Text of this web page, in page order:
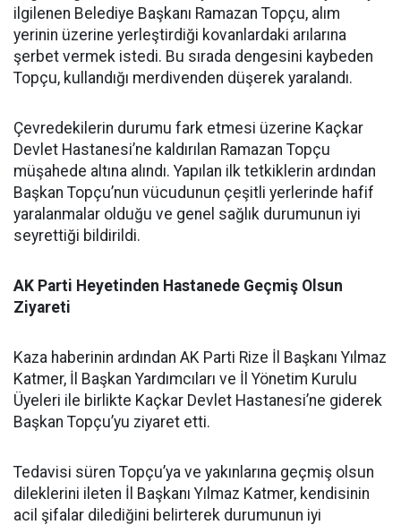
ilgilenen Belediye Başkanı Ramazan Topçu, alım
yerinin üzerine yerleştirdiği kovanlardaki arılarına
şerbet vermek istedi. Bu sırada dengesini kaybeden
Topçu, kullandığı merdivenden düşerek yaralandı.
Çevredekilerin durumu fark etmesi üzerine Kaçkar
Devlet Hastanesi’ne kaldırılan Ramazan Topçu
müşahede altına alındı. Yapılan ilk tetkiklerin ardından
Başkan Topçu’nun vücudunun çeşitli yerlerinde hafif
yaralanmalar olduğu ve genel sağlık durumunun iyi
seyrettiği bildirildi.
AK Parti Heyetinden Hastanede Geçmiş Olsun
Ziyareti
Kaza haberinin ardından AK Parti Rize İl Başkanı Yılmaz
Katmer, İl Başkan Yardımcıları ve İl Yönetim Kurulu
Üyeleri ile birlikte Kaçkar Devlet Hastanesi’ne giderek
Başkan Topçu’yu ziyaret etti.
Tedavisi süren Topçu’ya ve yakınlarına geçmiş olsun
dileklerini ileten İl Başkanı Yılmaz Katmer, kendisinin
acil şifalar dilediğini belirterek durumunun iyi